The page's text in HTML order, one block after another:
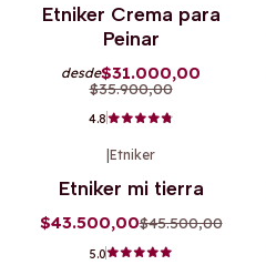
Etniker Crema para
Peinar
desde$31.000,00
$35.900,00
4.8
Etniker
Etniker mi tierra
$43.500,00$45.500,00
5.0